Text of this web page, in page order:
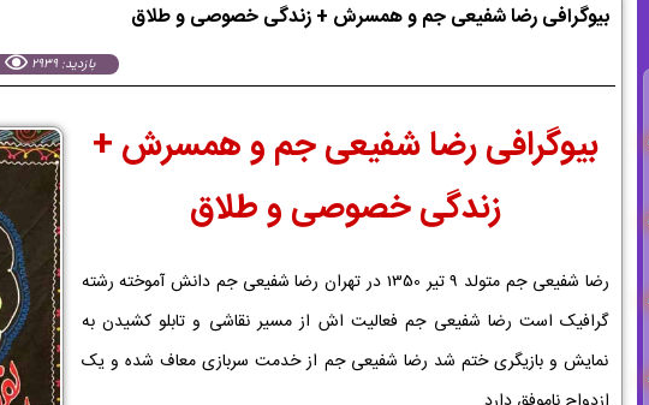
بیوگرافی رضا شفیعی جم و همسرش + زندگی خصوصی و طلاق
بازدید: 2939
بیوگرافی رضا شفیعی جم و همسرش +
زندگی خصوصی و طلاق
رضا شفیعی جم متولد 9 تیر 1350 در تهران رضا شفیعی جم دانش آموخته رشته
گرافیک است رضا شفیعی جم فعالیت اش از مسیر نقاشی و تابلو کشیدن به
نمایش و بازیگری ختم شد رضا شفیعی جم از خدمت سربازی معاف شده و یک